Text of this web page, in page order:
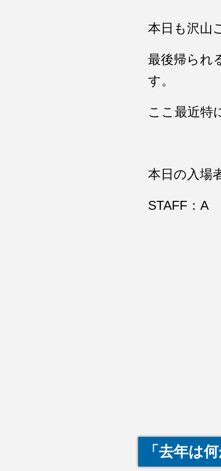
本日も沢山
最後帰られ
す。
ここ最近特
本日の入場
STAFF：A
「去年は